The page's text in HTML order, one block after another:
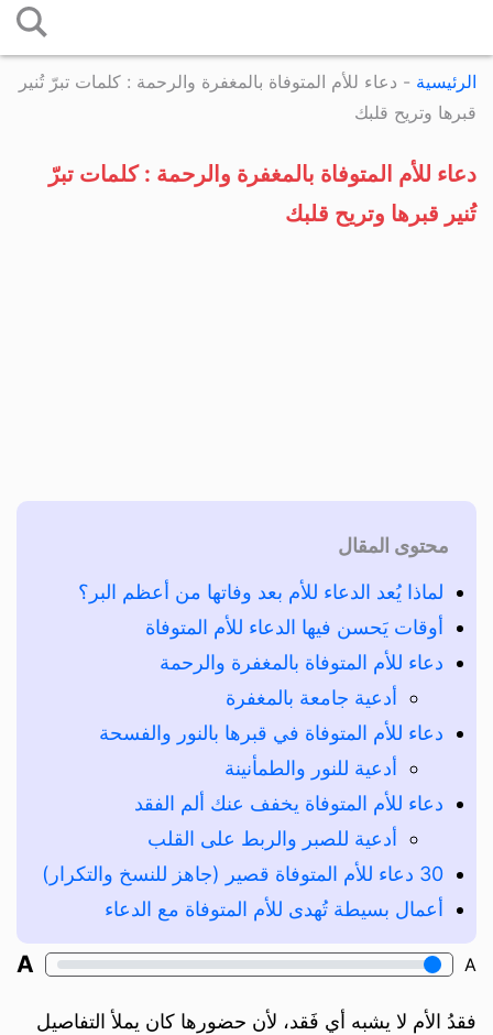
إلى
المحتوى
الرئيسية - دعاء للأم المتوفاة بالمغفرة والرحمة : كلمات تبرّ تُنير
قبرها وتريح قلبك
دعاء للأم المتوفاة بالمغفرة والرحمة : كلمات تبرّ
تُنير قبرها وتريح قلبك
محتوى المقال
لماذا يُعد الدعاء للأم بعد وفاتها من أعظم البر؟
أوقات يَحسن فيها الدعاء للأم المتوفاة
دعاء للأم المتوفاة بالمغفرة والرحمة
أدعية جامعة بالمغفرة
دعاء للأم المتوفاة في قبرها بالنور والفسحة
أدعية للنور والطمأنينة
دعاء للأم المتوفاة يخفف عنك ألم الفقد
أدعية للصبر والربط على القلب
30 دعاء للأم المتوفاة قصير (جاهز للنسخ والتكرار)
أعمال بسيطة تُهدى للأم المتوفاة مع الدعاء
A
A
فقدُ الأم لا يشبه أي فَقد، لأن حضورها كان يملأ التفاصيل